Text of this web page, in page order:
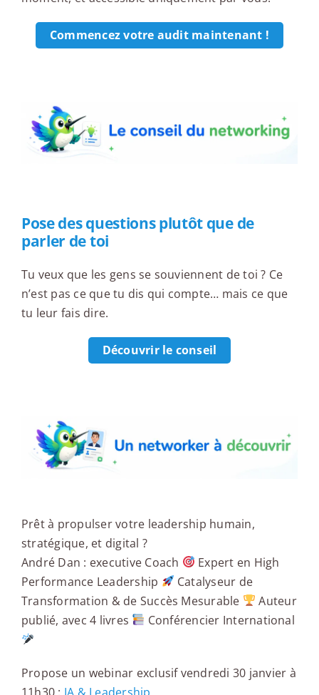
Commencez votre audit maintenant !
Pose des questions plutôt que de
parler de toi
Tu veux que les gens se souviennent de toi ? Ce
n’est pas ce que tu dis qui compte… mais ce que
tu leur fais dire.
Découvrir le conseil
Prêt à propulser votre leadership humain,
stratégique, et digital ?
André Dan : executive Coach
Expert en High
Performance Leadership
Catalyseur de
Transformation & de Succès Mesurable
Auteur
publié, avec 4 livres
Conférencier International
Propose un webinar exclusif vendredi 30 janvier à